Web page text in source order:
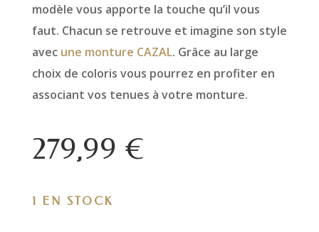
modèle vous apporte la touche qu’il vous
faut. Chacun se retrouve et imagine son style
avec une monture CAZAL. Grâce au large
choix de coloris vous pourrez en profiter en
associant vos tenues à votre monture.
279,99 €
1 EN STOCK